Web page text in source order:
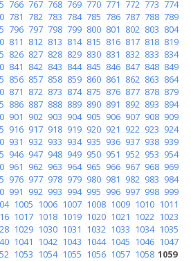
766 767 768 769 770 771 772 773 774
781 782 783 784 785 786 787 788 789
796 797 798 799 800 801 802 803 804
811 812 813 814 815 816 817 818 819
826 827 828 829 830 831 832 833 834
841 842 843 844 845 846 847 848 849
856 857 858 859 860 861 862 863 864
871 872 873 874 875 876 877 878 879
886 887 888 889 890 891 892 893 894
901 902 903 904 905 906 907 908 909
916 917 918 919 920 921 922 923 924
931 932 933 934 935 936 937 938 939
946 947 948 949 950 951 952 953 954
961 962 963 964 965 966 967 968 969
976 977 978 979 980 981 982 983 984
991 992 993 994 995 996 997 998 999
1005 1006 1007 1008 1009 1010 1011
1017 1018 1019 1020 1021 1022 1023
1029 1030 1031 1032 1033 1034 1035
1041 1042 1043 1044 1045 1046 1047
1053 1054 1055 1056 1057 1058 1059